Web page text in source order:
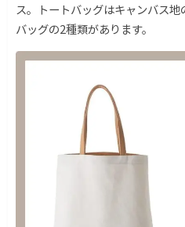
ス。トートバッグはキャンバス
バッグの2種類があります。